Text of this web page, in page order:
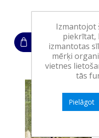
1,15€
Ielikt grozā
Izmantojot
piekrītat,
izmantotas
mērķi
vietnes
tās
Pielāgot